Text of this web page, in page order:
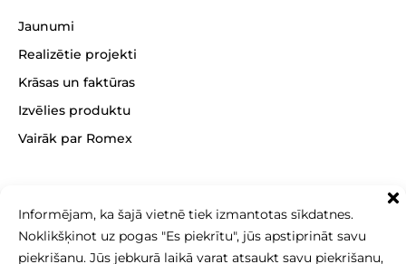
Informējam, ka šajā vietnē tiek izmantotas sīkdatnes.
Noklikšķinot uz pogas "Es piekrītu", jūs apstiprināt savu
piekrišanu. Jūs jebkurā laikā varat atsaukt savu piekrišanu,
Jaunumi
Realizētie projekti
Krāsas un faktūras
Izvēlies produktu
Vairāk par Romex
+371 26 256 256
sales@betonomozaika.lv